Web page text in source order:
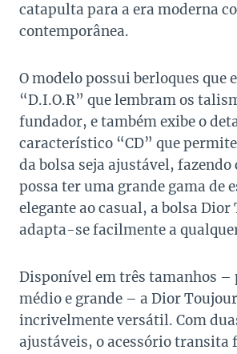
catapulta para a era moderna
contemporânea.
O modelo possui berloques que
“D.I.O.R” que lembram os
fundador, e também exibe o
característico “CD” que
da bolsa seja ajustável, fazendo
possa ter uma grande gama de
elegante ao casual, a bolsa Dior
adapta-se facilmente a
Disponível em três tamanhos –
médio e grande – a Dior
incrivelmente versátil. Com
ajustáveis, o acessório transita